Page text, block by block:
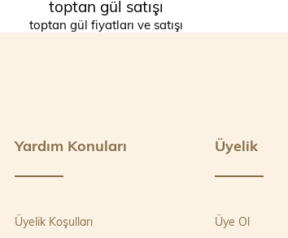
toptan gül satışı
toptan gül fiyatları ve satışı
Yardım Konuları
Üyelik Koşulları
Üyelik
Üye Ol